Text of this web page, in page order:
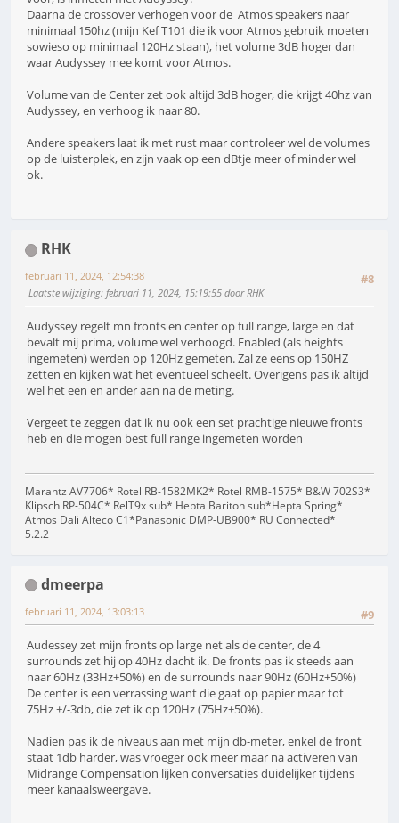
Daarna de crossover verhogen voor de Atmos speakers naar
minimaal 150hz (mijn Kef T101 die ik voor Atmos gebruik moeten
sowieso op minimaal 120Hz staan), het volume 3dB hoger dan
waar Audyssey mee komt voor Atmos.
Volume van de Center zet ook altijd 3dB hoger, die krijgt 40hz van
Audyssey, en verhoog ik naar 80.
Andere speakers laat ik met rust maar controleer wel de volumes
op de luisterplek, en zijn vaak op een dBtje meer of minder wel
ok.
RHK
#8
februari 11, 2024, 12:54:38
Laatste wijziging: februari 11, 2024, 15:19:55 door RHK
Audyssey regelt mn fronts en center op full range, large en dat
bevalt mij prima, volume wel verhoogd. Enabled (als heights
ingemeten) werden op 120Hz gemeten. Zal ze eens op 150HZ
zetten en kijken wat het eventueel scheelt. Overigens pas ik altijd
wel het een en ander aan na de meting.
Vergeet te zeggen dat ik nu ook een set prachtige nieuwe fronts
heb en die mogen best full range ingemeten worden
Marantz AV7706* Rotel RB-1582MK2* Rotel RMB-1575* B&W 702S3*
Klipsch RP-504C* RelT9x sub* Hepta Bariton sub*Hepta Spring*
Atmos Dali Alteco C1*Panasonic DMP-UB900* RU Connected*
5.2.2
dmeerpa
#9
februari 11, 2024, 13:03:13
Audessey zet mijn fronts op large net als de center, de 4
surrounds zet hij op 40Hz dacht ik. De fronts pas ik steeds aan
naar 60Hz (33Hz+50%) en de surrounds naar 90Hz (60Hz+50%)
De center is een verrassing want die gaat op papier maar tot
75Hz +/-3db, die zet ik op 120Hz (75Hz+50%).
Nadien pas ik de niveaus aan met mijn db-meter, enkel de front
staat 1db harder, was vroeger ook meer maar na activeren van
Midrange Compensation lijken conversaties duidelijker tijdens
meer kanaalsweergave.